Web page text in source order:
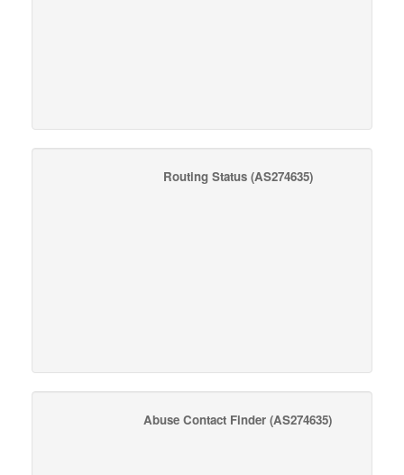
Routing Status(AS274635)
Abuse Contact Finder (AS274635)